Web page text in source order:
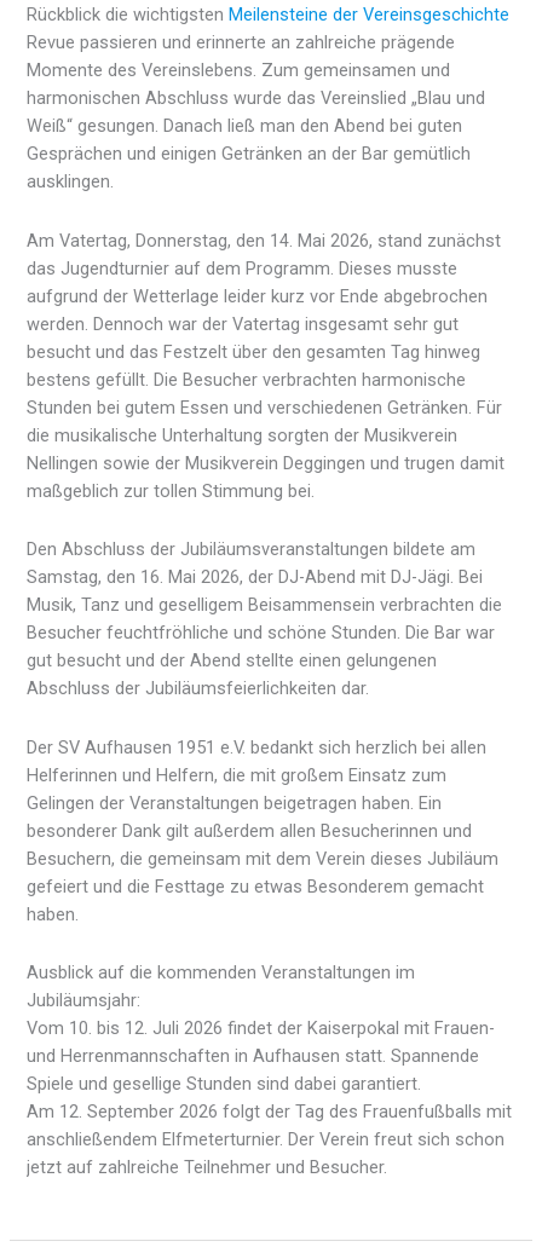
Rückblick die wichtigstenMeilensteine der Vereinsgeschichte
Revue passieren und erinnerte an zahlreiche prägende
Momente des Vereinslebens. Zum gemeinsamen und
harmonischen Abschluss wurde das Vereinslied „Blau und
Weiß“ gesungen. Danach ließ man den Abend bei guten
Gesprächen und einigen Getränken an der Bar gemütlich
ausklingen.
Am Vatertag, Donnerstag, den 14. Mai 2026, stand zunächst
das Jugendturnier auf dem Programm. Dieses musste
aufgrund der Wetterlage leider kurz vor Ende abgebrochen
werden. Dennoch war der Vatertag insgesamt sehr gut
besucht und das Festzelt über den gesamten Tag hinweg
bestens gefüllt. Die Besucher verbrachten harmonische
Stunden bei gutem Essen und verschiedenen Getränken. Für
die musikalische Unterhaltung sorgten der Musikverein
Nellingen sowie der Musikverein Deggingen und trugen damit
maßgeblich zur tollen Stimmung bei.
Den Abschluss der Jubiläumsveranstaltungen bildete am
Samstag, den 16. Mai 2026, der DJ-Abend mit DJ-Jägi. Bei
Musik, Tanz und geselligem Beisammensein verbrachten die
Besucher feuchtfröhliche und schöne Stunden. Die Bar war
gut besucht und der Abend stellte einen gelungenen
Abschluss der Jubiläumsfeierlichkeiten dar.
Der SV Aufhausen 1951 e.V. bedankt sich herzlich bei allen
Helferinnen und Helfern, die mit großem Einsatz zum
Gelingen der Veranstaltungen beigetragen haben. Ein
besonderer Dank gilt außerdem allen Besucherinnen und
Besuchern, die gemeinsam mit dem Verein dieses Jubiläum
gefeiert und die Festtage zu etwas Besonderem gemacht
haben.
Ausblick auf die kommenden Veranstaltungen im
Jubiläumsjahr:
Vom 10. bis 12. Juli 2026 findet der Kaiserpokal mit Frauen-
und Herrenmannschaften in Aufhausen statt. Spannende
Spiele und gesellige Stunden sind dabei garantiert.
Am 12. September 2026 folgt der Tag des Frauenfußballs mit
anschließendem Elfmeterturnier. Der Verein freut sich schon
jetzt auf zahlreiche Teilnehmer und Besucher.